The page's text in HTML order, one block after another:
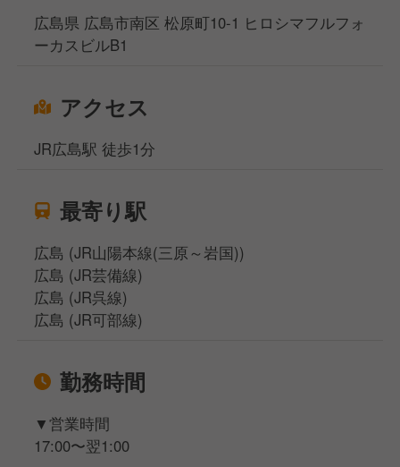
広島県 広島市南区 松原町10-1 ヒロシマフルフォ
ーカスビルB1
アクセス
JR広島駅 徒歩1分
最寄り駅
広島 (JR山陽本線(三原～岩国))
広島 (JR芸備線)
広島 (JR呉線)
広島 (JR可部線)
勤務時間
▼営業時間
17:00〜翌1:00